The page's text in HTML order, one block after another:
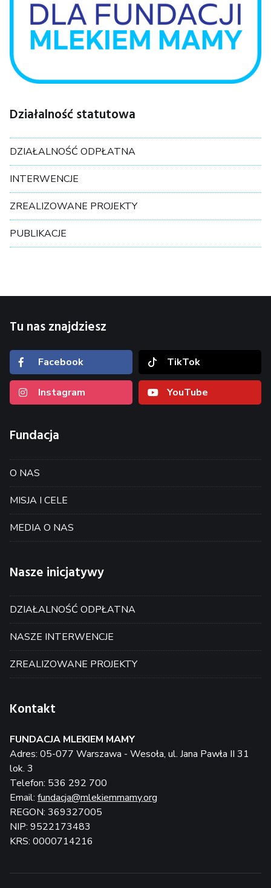
Działalność statutowa
DZIAŁALNOŚĆ ODPŁATNA
INTERWENCJE
ZREALIZOWANE PROJEKTY
PUBLIKACJE
Tu nas znajdziesz
Facebook TikTok
Instagram YouTube
Fundacja
O NAS
MISJA I CELE
MEDIA O NAS
Nasze inicjatywy
DZIAŁALNOŚĆ ODPŁATNA
NASZE INTERWENCJE
ZREALIZOWANE PROJEKTY
Kontakt
FUNDACJA MLEKIEM MAMY
Adres: 05-077 Warszawa - Wesoła, ul. Jana Pawła II 31
lok. 3
Telefon: 536 292 700
Email: fundacja@mlekiemmamy.org
REGON: 369327005
NIP: 9522173483
KRS: 0000714216